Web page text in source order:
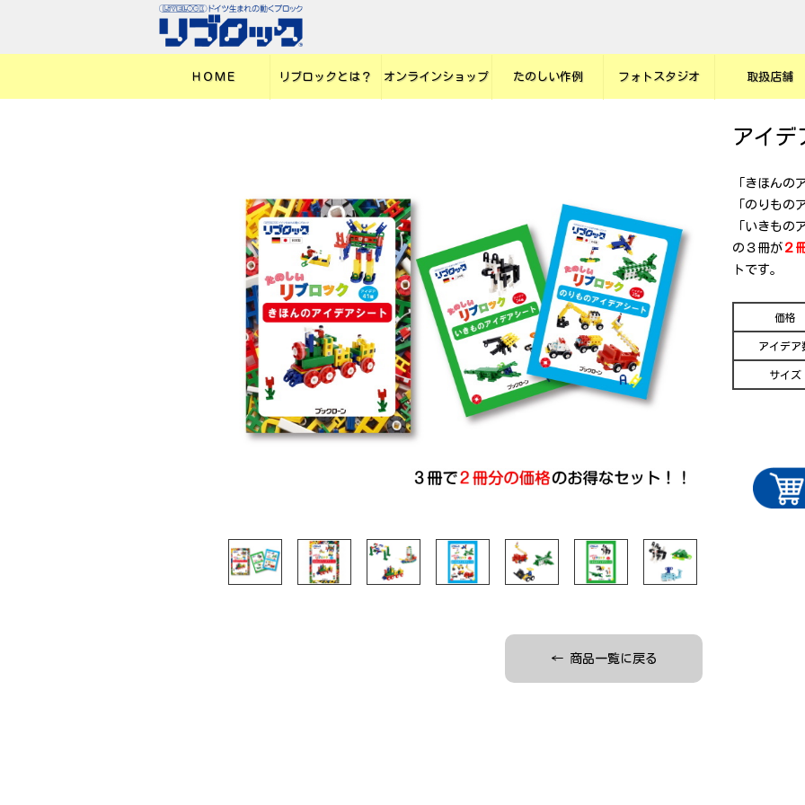
ＨＯＭＥ リブロックとは？ オンラインショップ たのしい作例 フォトスタジオ 取扱店舗
アイデ
「きほんの
「のりもの
「いきもの
の３冊が２
トです。
価格
アイデア
サイズ
← 商品一覧に戻る